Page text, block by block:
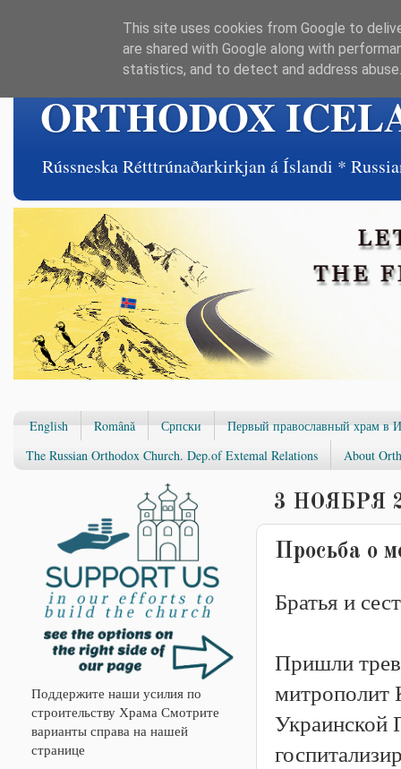
ORTHODOX
Rússneska Rétttrúnaðarkirkjan á Íslandi *
English Română Српски
Первый православный храм в
The Russian Orthodox Church. Dep.of Extemal Relations
About
3 НОЯБРЯ
Просьба о
Братья и
Пришли
митрополит
Украинской
Поддержите наши усилия по
строительству Храма Смотрите
варианты справа на нашей
странице
This site uses cookies from Google to
are shared with Google along with
statistics, and to detect and address abuse.